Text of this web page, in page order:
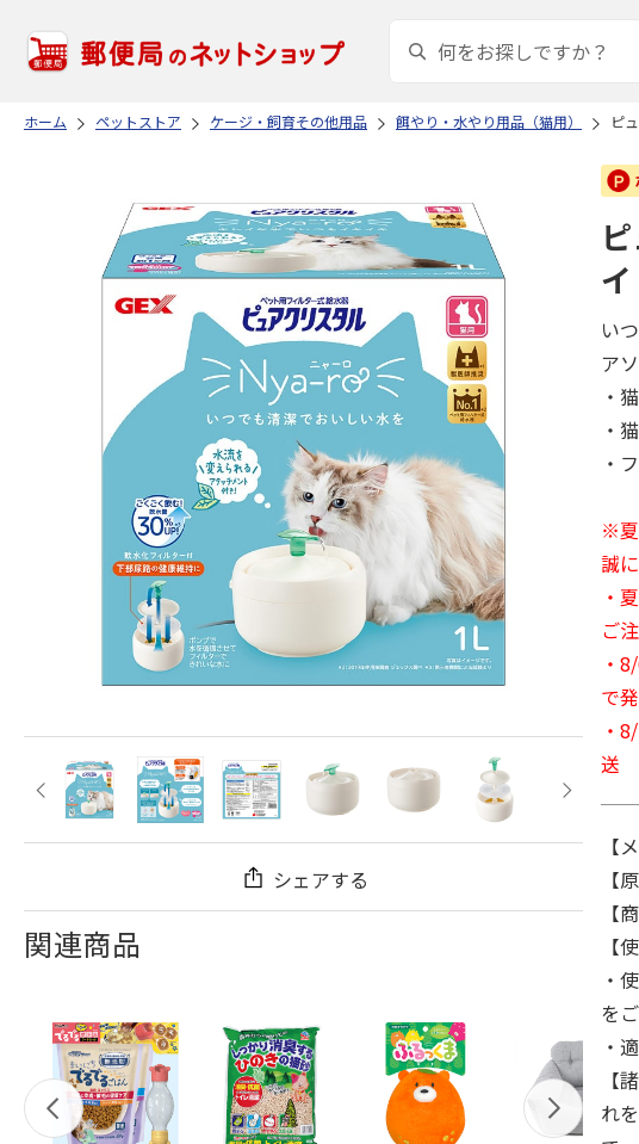
ホーム ペットストア ケージ・飼育その他用品 餌やり・水やり用品（猫用） ピ
シェアする
関連商品
イ
い
ア
・
・
・
※
誠
・
ご
・
で
・
送
【
【
【
【
・
を
・
【
れ